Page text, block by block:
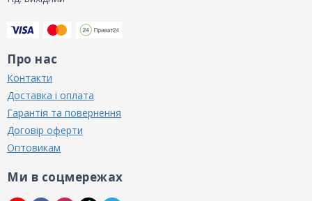
Про нас
Контакти
Доставка і оплата
Гарантія та повернення
Договір оферти
Оптовикам
Ми в соцмережах